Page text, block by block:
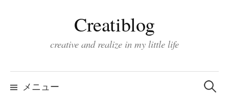
ツ
へ
Creatiblog
creative and realize in my little life
メニュー
検
索: